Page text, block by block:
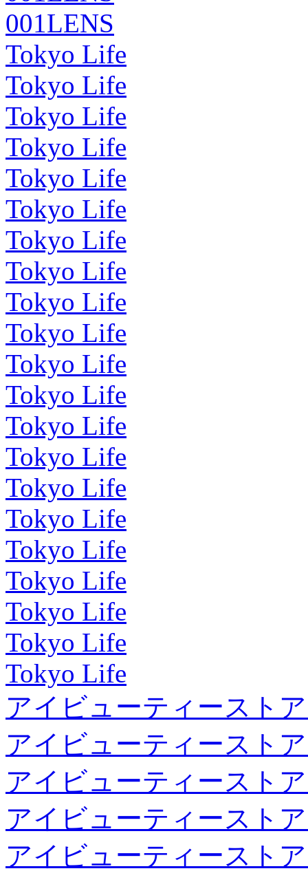
001LENS
Tokyo Life
Tokyo Life
Tokyo Life
Tokyo Life
Tokyo Life
Tokyo Life
Tokyo Life
Tokyo Life
Tokyo Life
Tokyo Life
Tokyo Life
Tokyo Life
Tokyo Life
Tokyo Life
Tokyo Life
Tokyo Life
Tokyo Life
Tokyo Life
Tokyo Life
Tokyo Life
Tokyo Life
アイビューティースト
アイビューティースト
アイビューティースト
アイビューティースト
アイビューティースト